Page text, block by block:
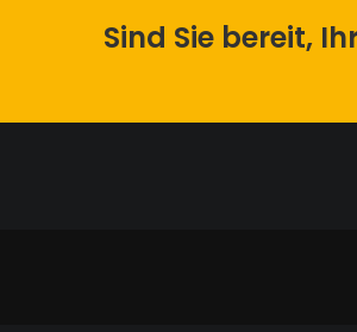
Sind Sie bereit,